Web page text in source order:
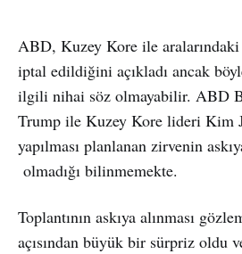
ABD, Kuzey Kore ile
iptal edildiğini açıkladı ancak
ilgili nihai söz olmayabilir. ABD
Trump ile Kuzey Kore lideri Kim
yapılması planlanan zirvenin
olmadığı bilinmemekte.
Toplantının askıya alınması
açısından büyük bir sürpriz oldu